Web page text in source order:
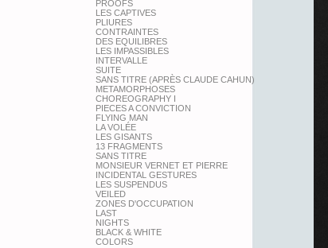
PROOFS
LES CAPTIVES
PLIURES
CONTRAINTES
DES EQUILIBRES
LES IMPASSIBLES
INTERVALLE
SUITE
SANS TITRE (APRÈS CLAUDE CAHUN)
METAMORPHOSES
CHOREOGRAPHY I
PIECES A CONVICTION
FLYING MAN
LA VOLÉE
LES GISANTS
13 FRAGMENTS
SANS TITRE
MONSIEUR VERNET ET PIERRE
INCIDENTAL GESTURES
LES SUSPENDUS
VEILED
ZONES D'OCCUPATION
LAST
NIGHTS
BLACK & WHITE
COLORS